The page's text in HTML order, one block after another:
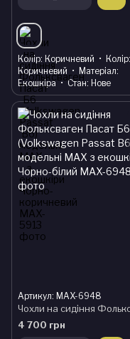
Колір Коричневий
Колір
Коричневий
Матеріал
Екошкіра
Стан Нове
Артикул: MAX-6948
4 700 грн